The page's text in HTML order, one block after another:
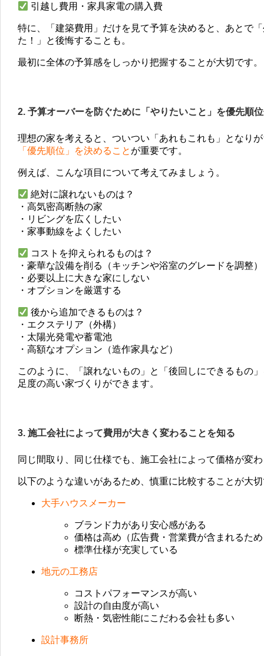
引越し費用・家具家電の購入費
特に、「建築費用」だけを見て予算を決めると、あとで
た！」と後悔することも。
最初に全体の予算感をしっかり把握することが大切です。
2. 予算オーバーを防ぐために「やりたいこと」を優先順
理想の家を考えると、ついつい「あれもこれも」となり
「優先順位」を決めること が重要です。
例えば、こんな項目について考えてみましょう。
絶対に譲れないものは？
・高気密高断熱の家
・リビングを広くしたい
・家事動線をよくしたい
コストを抑えられるものは？
・豪華な設備を削る（キッチンや浴室のグレードを調整）
・必要以上に大きな家にしない
・オプションを厳選する
後から追加できるものは？
・エクステリア（外構）
・太陽光発電や蓄電池
・高額なオプション（造作家具など）
このように、「譲れないもの」と「後回しにできるもの
足度の高い家づくりができます。
3. 施工会社によって費用が大きく変わることを知る
同じ間取り、同じ仕様でも、施工会社によって価格が変
以下のような違いがあるため、慎重に比較することが大
大手ハウスメーカー
ブランド力があり安心感がある
価格は高め（広告費・営業費が含まれるた
標準仕様が充実している
地元の工務店
コストパフォーマンスが高い
設計の自由度が高い
断熱・気密性能にこだわる会社も多い
設計事務所